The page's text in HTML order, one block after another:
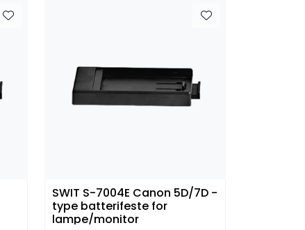
SWIT S-7004E Canon 5D/7D -
type batterifeste for
lampe/monitor